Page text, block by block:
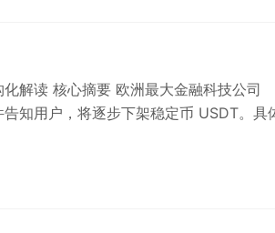
解读 核心摘要 欧洲最大金融科技公司
知用户，将逐步下架稳定币 USDT。具